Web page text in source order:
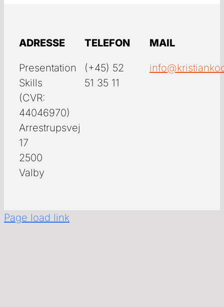
ADRESSE
Presentation
Skills
(CVR:
44046970)
Arrestrupsvej
17
2500
Valby
TELEFON
(+45) 52
51 35 11
MAIL
Page load link